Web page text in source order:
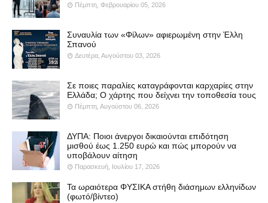
Πέμπτη, Φεβρουαρίου 05, 2026
Συναυλία των «Φίλων» αφιερωμένη στην Έλλη
Σπανού
Δευτέρα, Αυγούστου 03, 2026
Σε ποιες παραλίες καταγράφονται καρχαρίες στην
Ελλάδα; Ο χάρτης που δείχνει την τοποθεσία τους
Πέμπτη, Αυγούστου 06, 2026
ΔΥΠΑ: Ποιοι άνεργοι δικαιούνται επιδότηση
μισθού έως 1.250 ευρώ και πώς μπορούν να
υποβάλουν αίτηση
Παρασκευή, Ιουλίου 17, 2026
Τα ωραιότερα ΦΥΣΙΚΑ στήθη διάσημων ελληνίδων
(φωτό/βίντεο)